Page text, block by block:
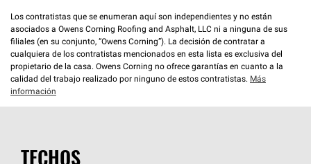
Los contratistas que se enumeran aquí son independientes y no están
asociados a Owens Corning Roofing and Asphalt, LLC ni a ninguna de sus
filiales (en su conjunto, “Owens Corning”). La decisión de contratar a
cualquiera de los contratistas mencionados en esta lista es exclusiva del
propietario de la casa. Owens Corning no ofrece garantías en cuanto a la
calidad del trabajo realizado por ninguno de estos contratistas. Más
información
TECHOS